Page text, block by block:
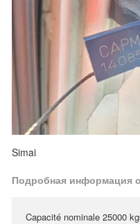
Simai
Подробная информация
Capacité nominale 25000